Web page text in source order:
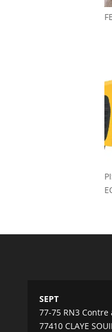
SEPT
77-75 RN3 Contre
77410 CLAYE